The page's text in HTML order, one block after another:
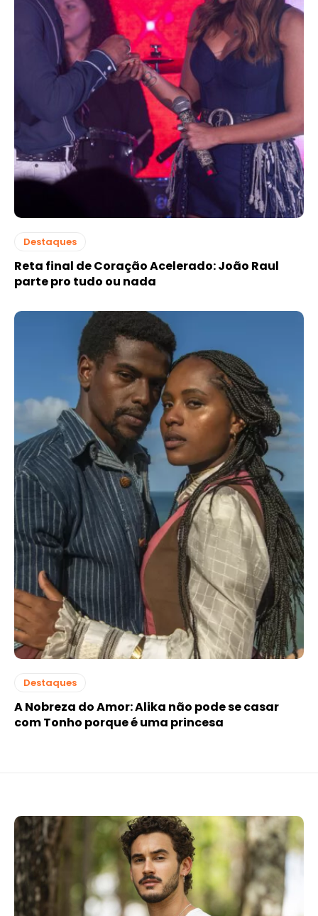
Destaques
Reta final de Coração Acelerado: João Raul
parte pro tudo ou nada
Destaques
A Nobreza do Amor: Alika não pode se casar
com Tonho porque é uma princesa